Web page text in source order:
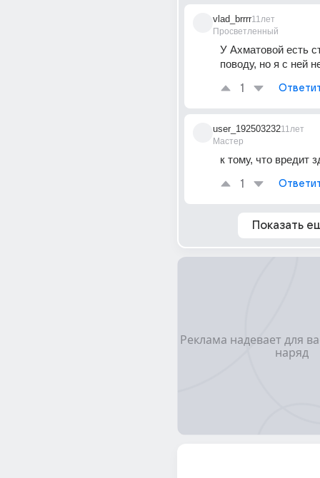
vlad_brrrr
Просветленный
11лет
У Ахматовой есть
поводу, но я с ней
1
user_192503232
Мастер
11лет
к тому, что вредит
1
Показать